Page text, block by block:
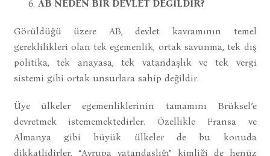
AB NEDEN BİR DEVLET DEĞİLDİR?
Görüldüğü üzere AB, devlet kavramının temel
gereklilikleri olan tek egemenlik, ortak savunma, tek dış
politika, tek anayasa, tek vatandaşlık ve tek vergi
sistemi gibi ortak unsurlara sahip değildir.
Üye ülkeler egemenliklerinin tamamını Brüksel’e
devretmek istememektedirler. Özellikle Fransa ve
Almanya gibi büyük ülkeler de bu konuda
dikkatlidirler. “Avrupa vatandaşlığı” kimliği de henüz